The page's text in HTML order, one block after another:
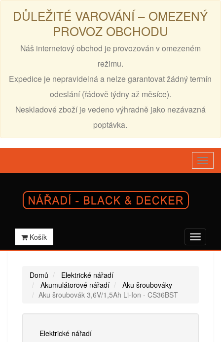
DŮLEŽITÉ VAROVÁNÍ – OMEZENÝ
PROVOZ OBCHODU
Náš internetový obchod je provozován v omezeném
režimu.
Expedice je nepravidelná a nelze garantovat žádný termín
odeslání (řádově týdny až měsíce).
Neskladové zboží je vedeno výhradně jako nezávazná
poptávka.
Košík
Domů
Elektrické nářadí
Akumulátorové nářadí
Aku šroubováky
Aku šroubovák 3,6V/1,5Ah Li-Ion - CS36BST
Elektrické nářadí